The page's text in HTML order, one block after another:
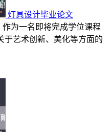
灯具设计毕业论文
为一名即将完成学位课程
于艺术创新、美化等方面的